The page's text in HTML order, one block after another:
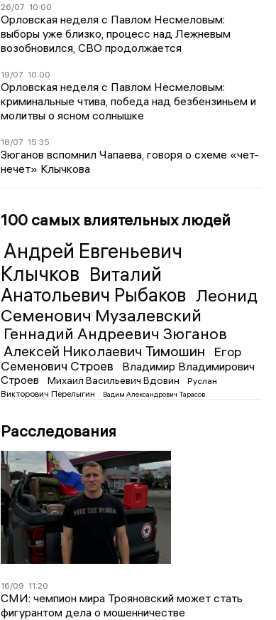
26/07 10:00
Орловская неделя с Павлом Несмеловым:
выборы уже близко, процесс над Лежневым
возобновился, СВО продолжается
19/07 10:00
Орловская неделя с Павлом Несмеловым:
криминальные чтива, победа над безбензиньем и
молитвы о ясном солнышке
18/07 15:35
Зюганов вспомнил Чапаева, говоря о схеме «чет-
нечет» Клычкова
100 самых влиятельных людей
Андрей Евгеньевич
Клычков Виталий
Анатольевич Рыбаков Леонид
Семенович Музалевский
Геннадий Андреевич Зюганов
Алексей Николаевич Тимошин
Егор
Семенович Строев
Владимир Владимирович
Строев
Михаил Васильевич Вдовин
Руслан
Викторович Перелыгин
Вадим Александрович Тарасов
Расследования
16/09 11:20
СМИ: чемпион мира Трояновский может стать
фигурантом дела о мошенничестве